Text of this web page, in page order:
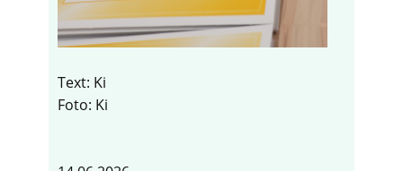
Text: Ki
Foto: Ki